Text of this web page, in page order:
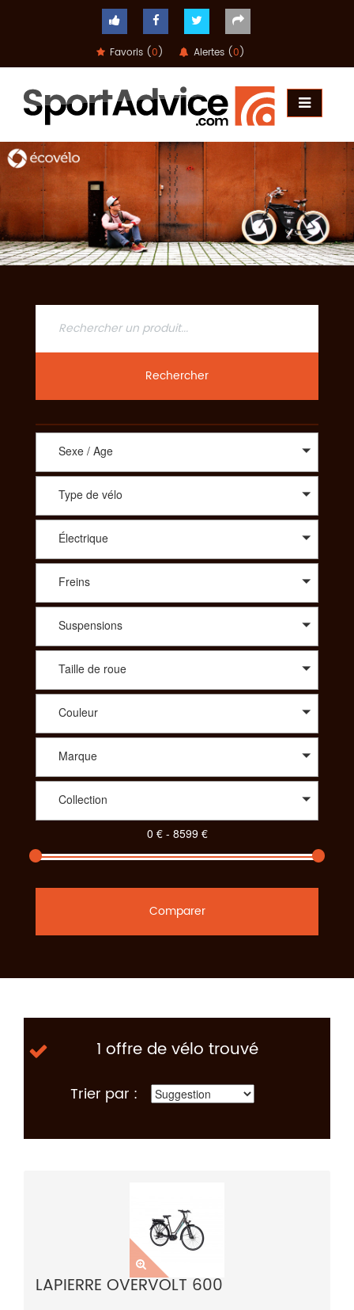
Favoris (0) Alertes (0)
COMPARATEUR
CONSEILS
QUESTIONS
-
RÉPONSES
CONTACT
Rechercher
Sexe / Age
Type de vélo
Électrique
Freins
Suspensions
Taille de roue
Couleur
Marque
Collection
Comparer
1 offre de vélo trouvé
Trier par :
LAPIERRE OVERVOLT 600